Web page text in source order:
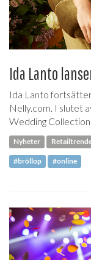
Ida Lanto
Ida Lanto
Nelly.com. I slutet
Wedding Collection.
Nyheter
#bröllop #online